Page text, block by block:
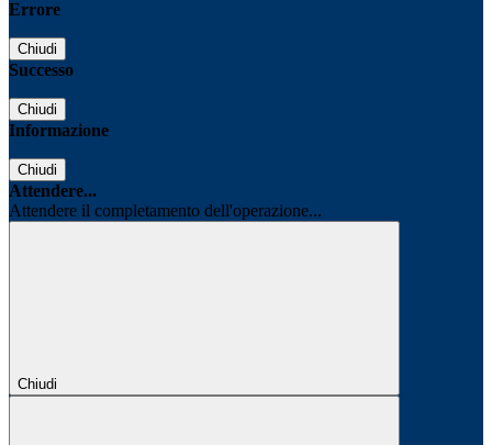
Errore
Chiudi
Successo
Chiudi
Informazione
Chiudi
Attendere...
Attendere il completamento dell'operazione...
Chiudi